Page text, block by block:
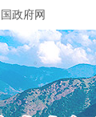
政府网